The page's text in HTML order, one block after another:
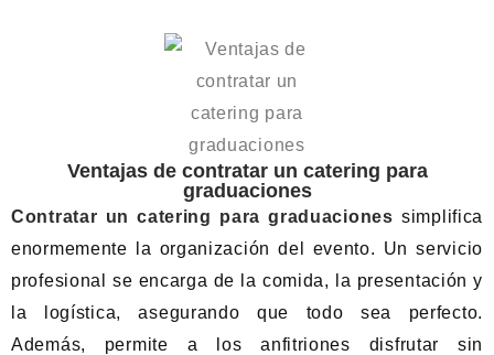
Ventajas de contratar un catering para
graduaciones
Contratar un catering para graduaciones simplifica
enormemente la organización del evento. Un servicio
profesional se encarga de la comida, la presentación y
la logística, asegurando que todo sea perfecto.
Además, permite a los anfitriones disfrutar sin